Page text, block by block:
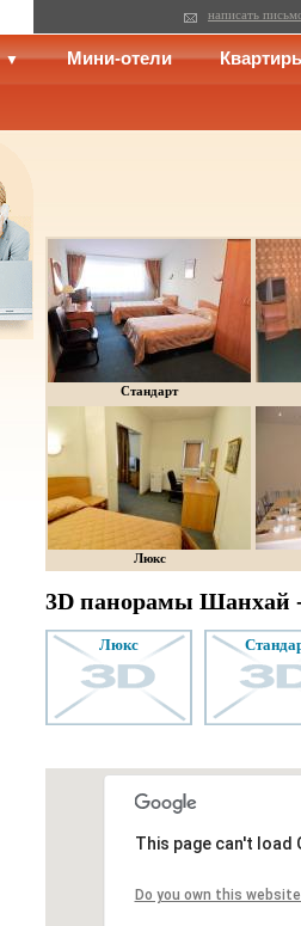
написать
Мини-отели
Стандарт
Люкс
3D панорамы Шанхай
люкс
This page can't load
Do you own this